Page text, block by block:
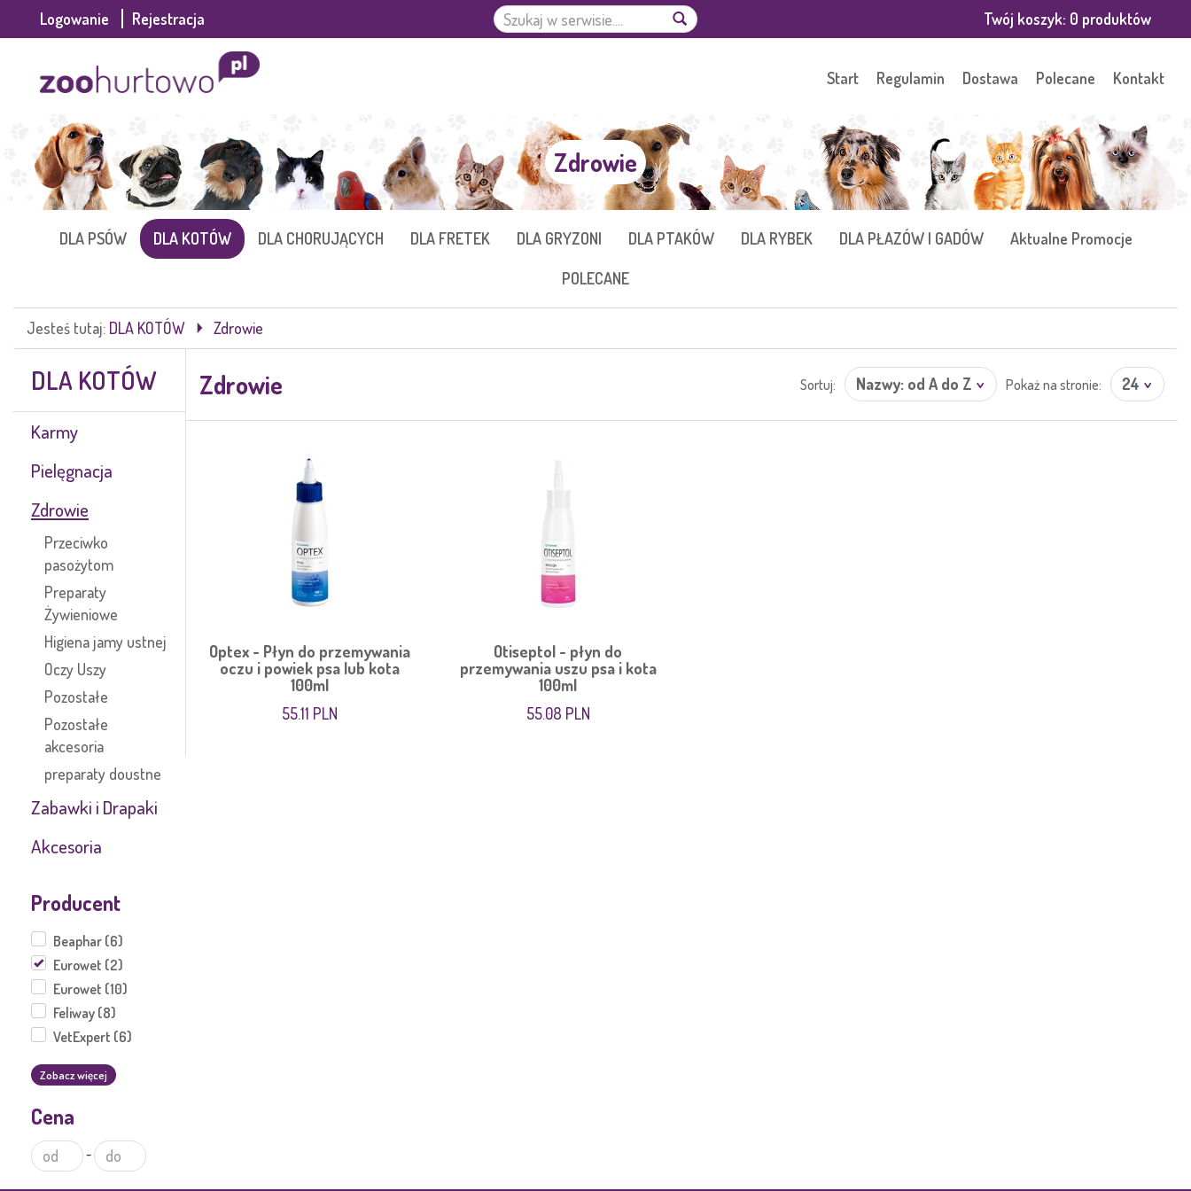
Logowanie Rejestracja Twój koszyk: 0 produktów
Start Regulamin Dostawa Polecane Kontakt
Zdrowie
DLA PSÓW DLA KOTÓW DLA CHORUJĄCYCH DLA FRETEK DLA GRYZONI DLA PTAKÓW DLA RYBEK DLA PŁAZÓW I GADÓW Aktualne Promocje
POLECANE
Jesteś tutaj: DLA KOTÓW Zdrowie
DLA KOTÓW
Karmy
Pielęgnacja
Zdrowie
Przeciwko
pasożytom
Preparaty
Żywieniowe
Higiena jamy ustnej
Oczy Uszy
Pozostałe
Pozostałe
akcesoria
preparaty doustne
Zabawki i Drapaki
Akcesoria
Producent
Beaphar (6)
Eurowet (2)
Eurowet (10)
Feliway (8)
VetExpert (6)
Zobacz więcej
Cena
-
Zdrowie Sortuj: Nazwy: od A do Z Pokaż na stronie: 24
Optex - Płyn do przemywania
oczu i powiek psa lub kota
100ml
55.11 PLN
Otiseptol - płyn do
przemywania uszu psa i kota
100ml
55.08 PLN